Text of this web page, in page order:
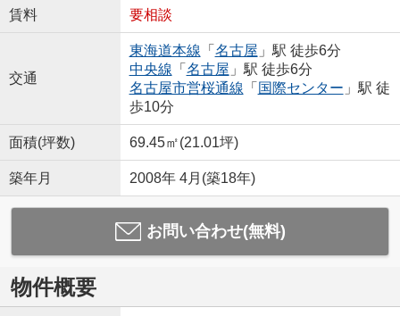
賃料 要相談
交通
東海道本線 「 名古屋 」駅 徒歩6分
中央線 「 名古屋 」駅 徒歩6分
名古屋市営桜通線 「 国際センター 」駅 徒
歩10分
面積(坪数) 69.45㎡(21.01坪)
築年月 2008年 4月(築18年)
お問い合わせ(無料)
物件概要